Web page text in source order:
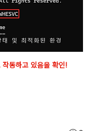
동하고 있음을 확인!
의 교류 및 업데이트 수